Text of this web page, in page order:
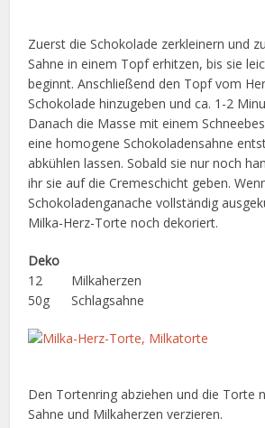
Zuerst die Schokolade zerkleinern und
Sahne in einem Topf erhitzen, bis sie
beginnt. Anschließend den Topf vom
Schokolade hinzugeben und ca. 1-2
Danach die Masse mit einem
eine homogene Schokoladensahne
abkühlen lassen. Sobald sie nur noch
ihr sie auf die Cremeschicht geben.
Schokoladenganache vollständig
Milka-Herz-Torte noch dekoriert.
Deko
12 Milkaherzen
50g Schlagsahne
Den Tortenring abziehen und die Torte
Sahne und Milkaherzen verzieren.